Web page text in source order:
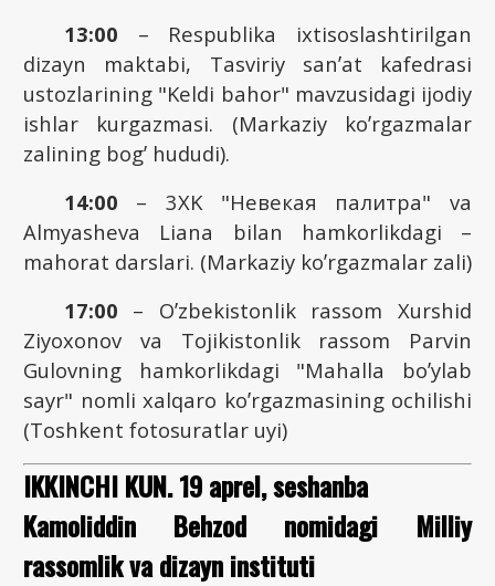
13:00 – Respublika ixtisoslashtirilgan
dizayn maktabi, Tasviriy sanʼat kafedrasi
ustozlarining "Keldi bahor" mavzusidagi ijodiy
ishlar kurgazmasi. (Markaziy koʼrgazmalar
zalining bogʼ hududi).
14:00 – 3XK "Невекая палитра" va
Аlmyasheva Liana bilan hamkorlikdagi –
mahorat darslari. (Markaziy koʼrgazmalar zali)
17:00 – Oʼzbekistonlik rassom Xurshid
Ziyoxonov va Tojikistonlik rassom Parvin
Gulovning hamkorlikdagi "Mahalla boʼylab
sayr" nomli xalqaro koʼrgazmasining ochilishi
(Toshkent fotosuratlar uyi)
IKKINCHI KUN. 19 aprel, seshanba
Kamoliddin Behzod nomidagi Milliy
rassomlik va dizayn instituti